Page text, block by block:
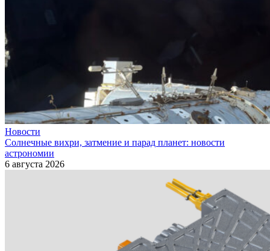
Новости
Солнечные вихри, затмение и парад планет: новости
астрономии
6 августа 2026